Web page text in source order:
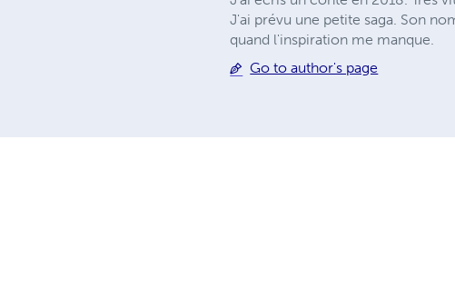
J'ai prévu une petite saga. Son
quand l'inspiration me manque.
Go to author's page